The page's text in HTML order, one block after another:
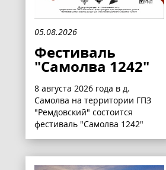
05.08.2026
Фестиваль
"Самолва 1242"
8 августа 2026 года в д.
Самолва на территории ГПЗ
"Ремдовский" состоится
фестиваль "Самолва 1242"